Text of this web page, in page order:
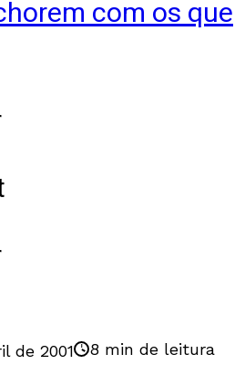
com os que
de 2001 8 min de leitura